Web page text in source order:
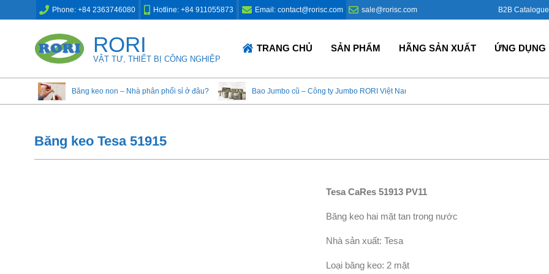
to
Phone: +84 2363746080 Hotline: +84 911055873 Email: contact@rorisc.com sale@rorisc.com B2B Catalogue
RORI
VẬT TƯ, THIẾT BỊ CÔNG NGHIỆP
Primary
TRANG CHỦ SẢN PHẨM HÃNG SẢN XUẤT ỨNG DỤNG
Băng keo non – Nhà phân phối sỉ ở đâu? Bao Jumbo cũ – Công ty Jumbo RORI Việt Nam? Bao Jumbo giá rẻ – Giải
Băng keo Tesa 51915
Tesa CaRes 51913 PV11
Băng keo hai mặt tan trong nước
Nhà sản xuất: Tesa
Loại băng keo: 2 mặt